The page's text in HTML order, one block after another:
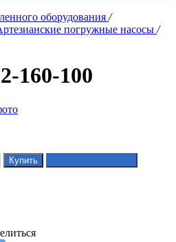
оборудования /
погружные насосы /
160-100